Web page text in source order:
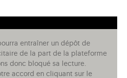
entraîner un dépôt de
de la part de la plateforme
donc bloqué sa lecture.
accord en cliquant sur le